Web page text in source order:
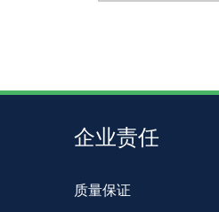
企业责任
质量保证